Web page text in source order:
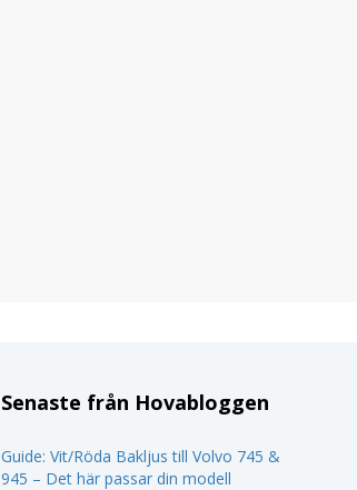
Senaste från Hovabloggen
Guide: Vit/Röda Bakljus till Volvo 745 &
945 – Det här passar din modell